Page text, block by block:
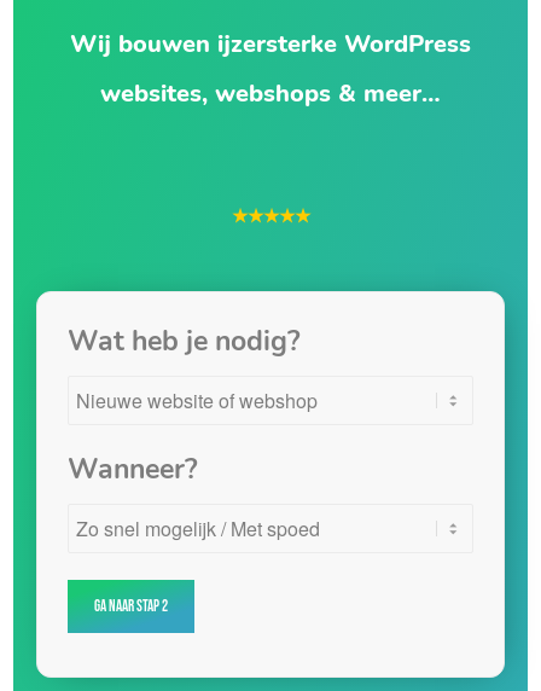
Wij bouwen ijzersterke WordPress
websites, webshops & meer…
★★★★★
Wat heb je nodig?
Wanneer?